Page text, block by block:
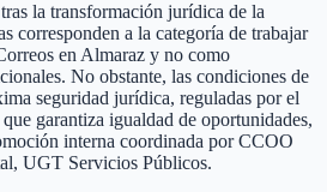
la transformación jurídica de la
corresponden a la categoría de trabajar
en Almaraz y no como
No obstante, las condiciones de
seguridad jurídica, reguladas por el
garantiza igualdad de oportunidades,
interna coordinada por CCOO
UGT Servicios Públicos.